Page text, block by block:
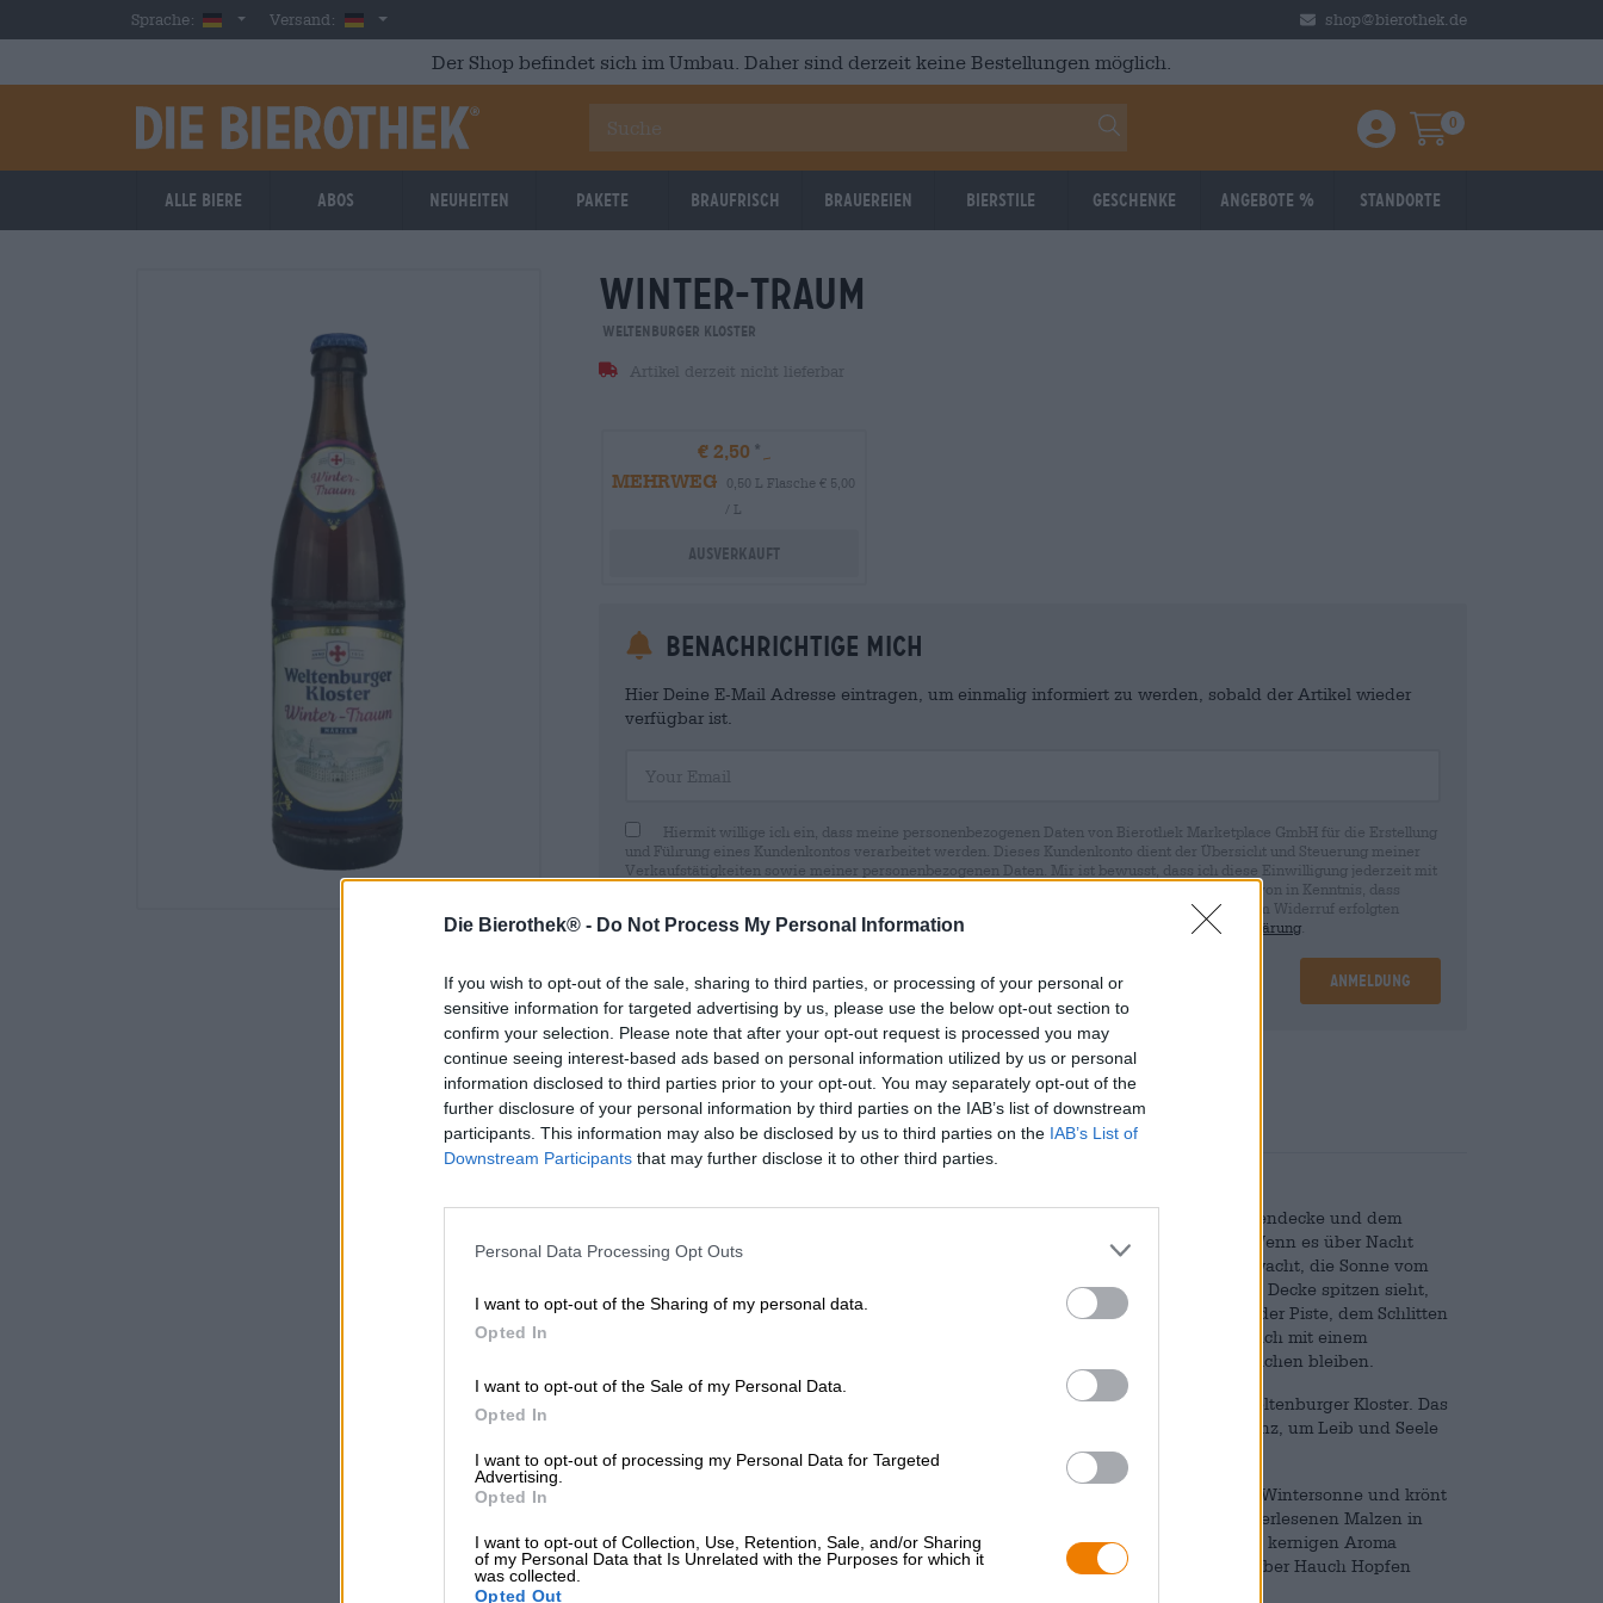
Die Bierothek® - Do Not Process My Personal Information
If you wish to opt-out of the sale, sharing to third parties, or processing of your personal or
sensitive information for targeted advertising by us, please use the below opt-out section to
confirm your selection. Please note that after your opt-out request is processed you may
continue seeing interest-based ads based on personal information utilized by us or personal
information disclosed to third parties prior to your opt-out. You may separately opt-out of the
further disclosure of your personal information by third parties on the IAB’s list of downstream
participants. This information may also be disclosed by us to third parties on the IAB’s List of
Downstream Participants that may further disclose it to other third parties.
Personal Data Processing Opt Outs
I want to opt-out of the Sharing of my personal data.
Opted In
I want to opt-out of the Sale of my Personal Data.
Opted In
I want to opt-out of processing my Personal Data for Targeted
Advertising.
Opted In
I want to opt-out of Collection, Use, Retention, Sale, and/or Sharing
of my Personal Data that Is Unrelated with the Purposes for which it
was collected.
Opted Out
Skip to main contentSprache: GermanVersand: Deutschland shop@bierothek.de
Der Shop befindet sich im Umbau. Daher sind derzeit keine Bestellungen möglich.
Einloggen / Anmelden
Warenkorb
0
Alle Biere Abos Neuheiten Pakete Braufrisch Brauereien Bierstile Geschenke Angebote % Standorte
winter-traum
Weltenburger Kloster
Artikel derzeit nicht lieferbar
€ 2,50
MEHRWEG
0,50 L Flasche € 5,00
/ L
Ausverkauft
Benachrichtige mich
Hier Deine E-Mail Adresse eintragen, um einmalig informiert zu werden, sobald der Artikel wieder
verfügbar ist.
Hiermit willige ich ein, dass meine personenbezogenen Daten von Bierothek Marketplace GmbH für die Erstellung
und Führung eines Kundenkontos verarbeitet werden. Dieses Kundenkonto dient der Übersicht und Steuerung meiner
Verkaufstätigkeiten sowie meiner personenbezogenen Daten. Mir ist bewusst, dass ich diese Einwilligung jederzeit mit
Wirkung für die Zukunft per E-Mail an shop@bierothek.de widerrufen kann. Wir setzen Sie davon in Kenntnis, dass
durch den Widerruf der Einwilligung die Rechtmäßigkeit der aufgrund der Einwilligung bis zum Widerruf erfolgten
Verarbeitung nicht berührt wird. Weitere Informationen finden Sie in unserer
Datenschutzerklärung
Anmeldung
* Preise inkl. gesetzlicher MwSt. zzgl.Versandkosten zzgl.Pfand€ 0,08
Beschreibung Infos Bewertungen (0)
Auch wenn uns die kalte Jahreszeit mit ihrem Dauerregen, der bleigrauen Wolkendecke und dem
eisigen Wind oft nervt, kann der Winter zeitweise auch ein echter Traum sein. Wenn es über Nacht
geschneit hat und man morgens in einem puderzuckerweißen Wunderland aufwacht, die Sonne vom
azurblauen Himmel lacht und man die ersten Schneeglöckchen aus ihrer weißen Decke spitzen sieht,
dann macht der Winter richtig Spaß. Wenn man dann den Feierabend noch auf der Piste, dem Schlitten
oder zumindest mit einem ausgedehnten Spaziergang verbringen und sich danach mit einem
vollmundigen Bierchen belohnen kann, dann darf der Winter gern noch ein Weilchen bleiben.
Das perfekte Bier für Gelegenheiten dieser Art ist der Winter-Traum aus dem Weltenburger Kloster. Das
Braustück trägt nicht nur den passenden Namen, es hat auch genügend Substanz, um Leib und Seele
bei Minusgraden zu wärmen.
Ihr kräftiges Märzen präsentiert sich im goldenen Bernstein der untergehenden Wintersonne und krönt
sich mit einer Handbreit schneeweißen Schaums. Das untergärige Bier wird aus erlesenen Malzen in
hell und dunkel hergestellt, was sich in Duft und Geschmack zeigt. Zum herrlich kernigen Aroma
gesellen sich auf der Zunge cremiges Karamell, würziger Waldhonig und ein herber Hauch Hopfen